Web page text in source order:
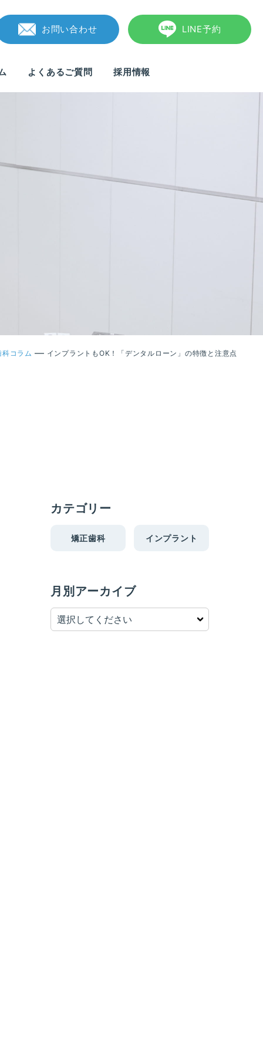
お問い合わせ LINE予約
よくあるご質問 採用情報
科コラム — インプラントもOK！「デンタルローン」の特徴と注意点
カテゴリー
矯正歯科 インプラント
月別アーカイブ